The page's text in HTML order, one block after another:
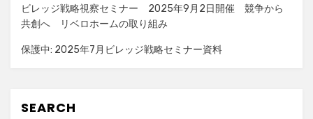
ビレッジ戦略視察セミナー 2025年9月2日開催 競争から
共創へ リベロホームの取り組み
保護中: 2025年7月ビレッジ戦略セミナー資料
SEARCH